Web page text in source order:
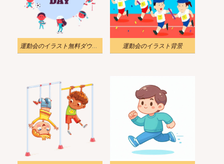
運動会のイラスト無料ダウンロード 運動会のイラスト背景